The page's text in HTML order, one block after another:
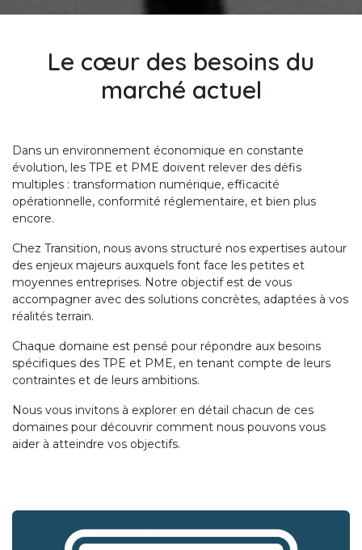
Le cœur des besoins du
marché actuel
Dans un environnement économique en constante
évolution, les TPE et PME doivent relever des défis
multiples : transformation numérique, efficacité
opérationnelle, conformité réglementaire, et bien plus
encore.
Chez Transition, nous avons structuré nos expertises autour
des enjeux majeurs auxquels font face les petites et
moyennes entreprises. Notre objectif est de vous
accompagner avec des solutions concrètes, adaptées à vos
réalités terrain.
Chaque domaine est pensé pour répondre aux besoins
spécifiques des TPE et PME, en tenant compte de leurs
contraintes et de leurs ambitions.
Nous vous invitons à explorer en détail chacun de ces
domaines pour découvrir comment nous pouvons vous
aider à atteindre vos objectifs.